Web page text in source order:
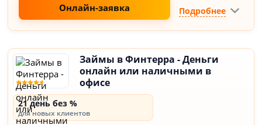
Онлайн-заявка Подробнее
Займы в Финтерра - Деньги
онлайн или наличными в
офисе
21 день без %
для новых клиентов